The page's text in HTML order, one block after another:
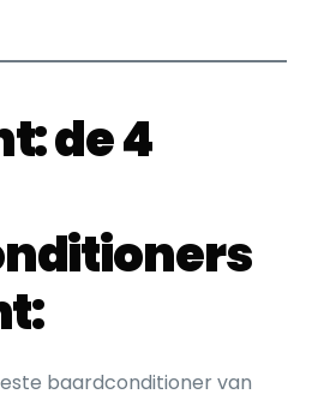
de 4
baardconditioner van